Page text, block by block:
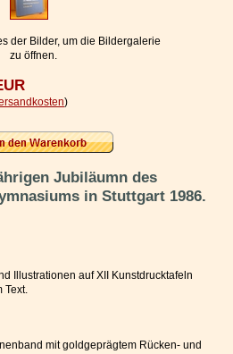
der Bilder, um die Bildergalerie
zu öffnen.
)
Jubiläumn des
in Stuttgart 1986.
Illustrationen auf XII Kunstdrucktafeln
mit goldgeprägtem Rücken- und